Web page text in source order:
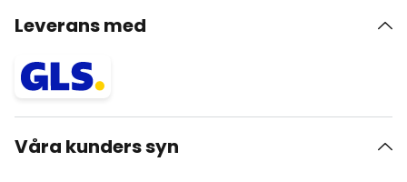
Leverans med
Våra kunders syn